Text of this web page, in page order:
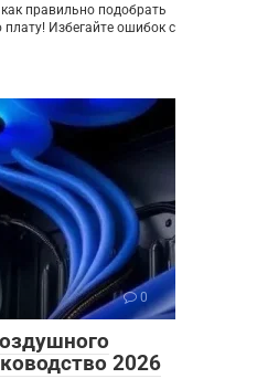
правильно подобрать
Избегайте ошибок с
0
2026